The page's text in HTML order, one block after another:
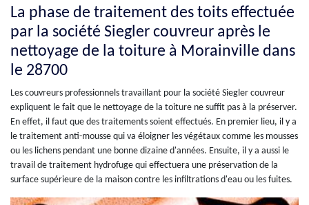
La phase de traitement des toits effectuée
par la société Siegler couvreur après le
nettoyage de la toiture à Morainville dans
le 28700
Les couvreurs professionnels travaillant pour la société Siegler couvreur
expliquent le fait que le nettoyage de la toiture ne suffit pas à la préserver.
En effet, il faut que des traitements soient effectués. En premier lieu, il y a
le traitement anti-mousse qui va éloigner les végétaux comme les mousses
ou les lichens pendant une bonne dizaine d'années. Ensuite, il y a aussi le
travail de traitement hydrofuge qui effectuera une préservation de la
surface supérieure de la maison contre les infiltrations d'eau ou les fuites.